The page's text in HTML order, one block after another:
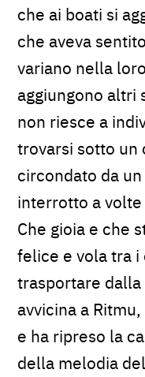
che ai boati si
che aveva
variano nella
aggiungono altri
non riesce a
trovarsi sotto un
circondato da
interrotto a volte
Che gioia e che
felice e vola tra
trasportare dalla
avvicina a
e ha ripreso la
della melodia